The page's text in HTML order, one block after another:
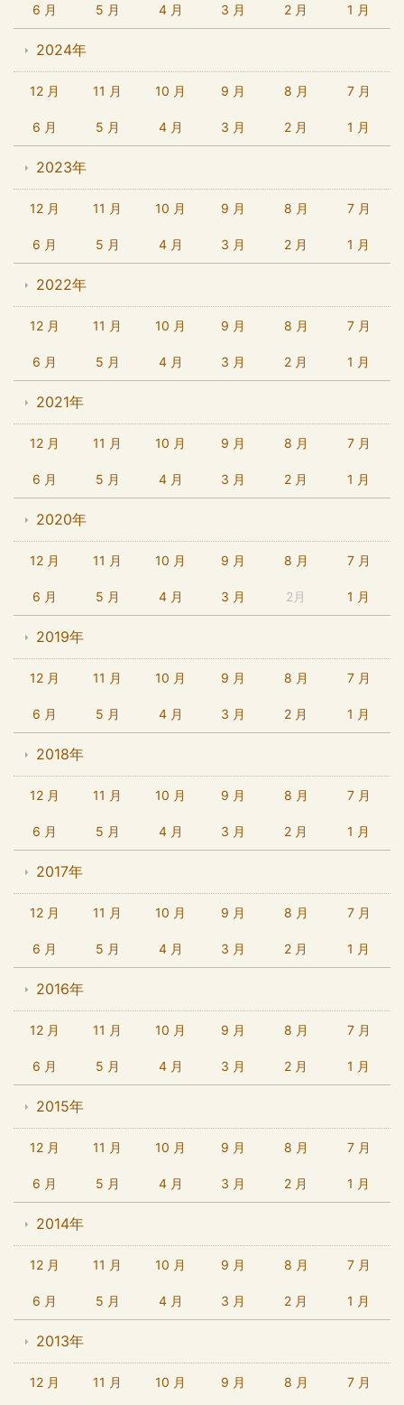
6 月 5 月 4 月 3 月 2 月 1 月
2024年
12 月 11 月 10 月 9 月 8 月 7 月
6 月 5 月 4 月 3 月 2 月 1 月
2023年
12 月 11 月 10 月 9 月 8 月 7 月
6 月 5 月 4 月 3 月 2 月 1 月
2022年
12 月 11 月 10 月 9 月 8 月 7 月
6 月 5 月 4 月 3 月 2 月 1 月
2021年
12 月 11 月 10 月 9 月 8 月 7 月
6 月 5 月 4 月 3 月 2 月 1 月
2020年
12 月 11 月 10 月 9 月 8 月 7 月
6 月 5 月 4 月 3 月 2月 1 月
2019年
12 月 11 月 10 月 9 月 8 月 7 月
6 月 5 月 4 月 3 月 2 月 1 月
2018年
12 月 11 月 10 月 9 月 8 月 7 月
6 月 5 月 4 月 3 月 2 月 1 月
2017年
12 月 11 月 10 月 9 月 8 月 7 月
6 月 5 月 4 月 3 月 2 月 1 月
2016年
12 月 11 月 10 月 9 月 8 月 7 月
6 月 5 月 4 月 3 月 2 月 1 月
2015年
12 月 11 月 10 月 9 月 8 月 7 月
6 月 5 月 4 月 3 月 2 月 1 月
2014年
12 月 11 月 10 月 9 月 8 月 7 月
6 月 5 月 4 月 3 月 2 月 1 月
2013年
12 月 11 月 10 月 9 月 8 月 7 月